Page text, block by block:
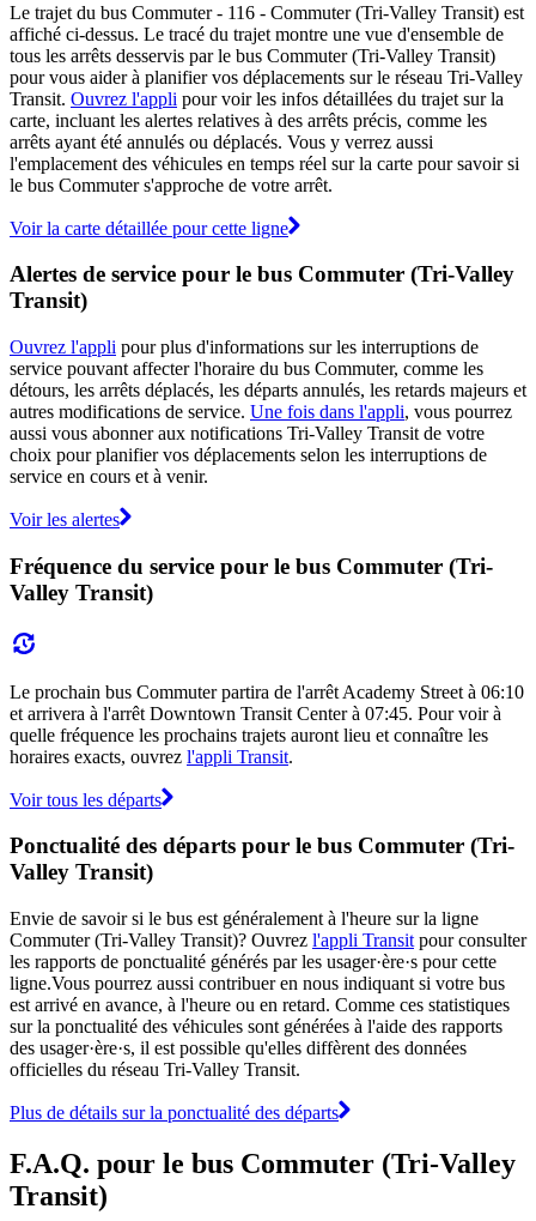
Le trajet du bus Commuter - 116 - Commuter (Tri-Valley Transit) est
affiché ci-dessus. Le tracé du trajet montre une vue d'ensemble de
tous les arrêts desservis par le bus Commuter (Tri-Valley Transit)
pour vous aider à planifier vos déplacements sur le réseau Tri-Valley
Transit. Ouvrez l'appli pour voir les infos détaillées du trajet sur la
carte, incluant les alertes relatives à des arrêts précis, comme les
arrêts ayant été annulés ou déplacés. Vous y verrez aussi
l'emplacement des véhicules en temps réel sur la carte pour savoir si
le bus Commuter s'approche de votre arrêt.
Voir la carte détaillée pour cette ligne
Alertes de service pour le bus Commuter (Tri-Valley
Transit)
Ouvrez l'appli pour plus d'informations sur les interruptions de
service pouvant affecter l'horaire du bus Commuter, comme les
détours, les arrêts déplacés, les départs annulés, les retards majeurs et
autres modifications de service. Une fois dans l'appli, vous pourrez
aussi vous abonner aux notifications Tri-Valley Transit de votre
choix pour planifier vos déplacements selon les interruptions de
service en cours et à venir.
Voir les alertes
Fréquence du service pour le bus Commuter (Tri-
Valley Transit)
Le prochain bus Commuter partira de l'arrêt Academy Street à 06:10
et arrivera à l'arrêt Downtown Transit Center à 07:45. Pour voir à
quelle fréquence les prochains trajets auront lieu et connaître les
horaires exacts, ouvrez l'appli Transit.
Voir tous les départs
Ponctualité des départs pour le bus Commuter (Tri-
Valley Transit)
Envie de savoir si le bus est généralement à l'heure sur la ligne
Commuter (Tri-Valley Transit)? Ouvrez l'appli Transit pour consulter
les rapports de ponctualité générés par les usager·ère·s pour cette
ligne.Vous pourrez aussi contribuer en nous indiquant si votre bus
est arrivé en avance, à l'heure ou en retard. Comme ces statistiques
sur la ponctualité des véhicules sont générées à l'aide des rapports
des usager·ère·s, il est possible qu'elles diffèrent des données
officielles du réseau Tri-Valley Transit.
Plus de détails sur la ponctualité des départs
F.A.Q. pour le bus Commuter (Tri-Valley
Transit)